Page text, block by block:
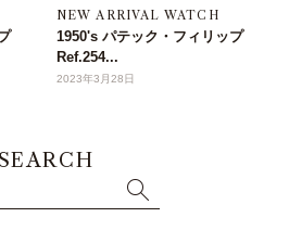
NEW ARRIVAL WATCH
1950's パテック・フィリップ
Ref.254...
2023年3月28日
SEARCH